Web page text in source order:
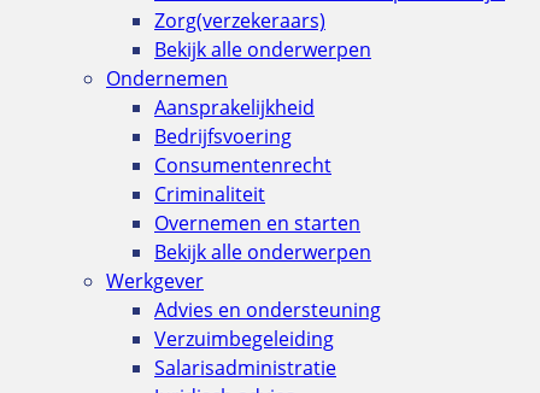
Zorg(verzekeraars)
Bekijk alle onderwerpen
Ondernemen
Aansprakelijkheid
Bedrijfsvoering
Consumentenrecht
Criminaliteit
Overnemen en starten
Bekijk alle onderwerpen
Werkgever
Advies en ondersteuning
Verzuimbegeleiding
Salarisadministratie